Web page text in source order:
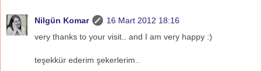
Nilgün Komar
16 Mart 2012 18:16
very thanks to your visit.. and I am very happy :)
teşekkür ederim şekerlerim..